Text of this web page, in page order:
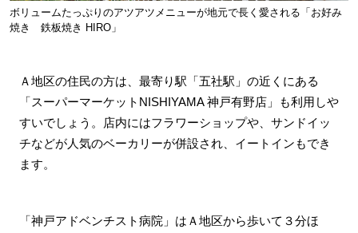
ボリュームたっぷりのアツアツメニューが地元で長く愛される「お好み
焼き 鉄板焼き HIRO」
Ａ地区の住民の方は、最寄り駅「五社駅」の近くにある
「スーパーマーケットNISHIYAMA 神戸有野店」も利用しや
すいでしょう。店内にはフラワーショップや、サンドイッ
チなどが人気のベーカリーが併設され、イートインもでき
ます。
「神戸アドベンチスト病院」はＡ地区から歩いて３分ほ